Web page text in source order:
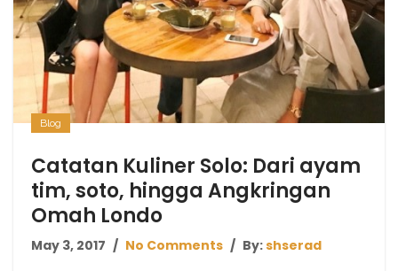
Blog
Catatan Kuliner Solo: Dari ayam
tim, soto, hingga Angkringan
Omah Londo
May 3, 2017 No Comments By:shserad